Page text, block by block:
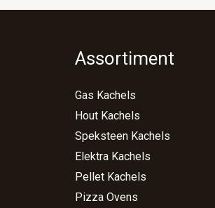
Assortiment
Gas Kachels
Hout Kachels
Speksteen Kachels
Elektra Kachels
Pellet Kachels
Pizza Ovens